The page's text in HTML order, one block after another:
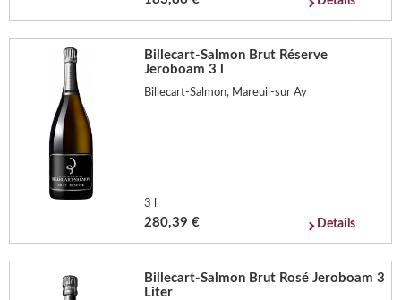
Billecart-Salmon Brut Réserve
Jeroboam 3 l
Billecart-Salmon, Mareuil-sur Ay
3 l
280,39 € Details
Billecart-Salmon Brut Rosé Jeroboam 3
Liter